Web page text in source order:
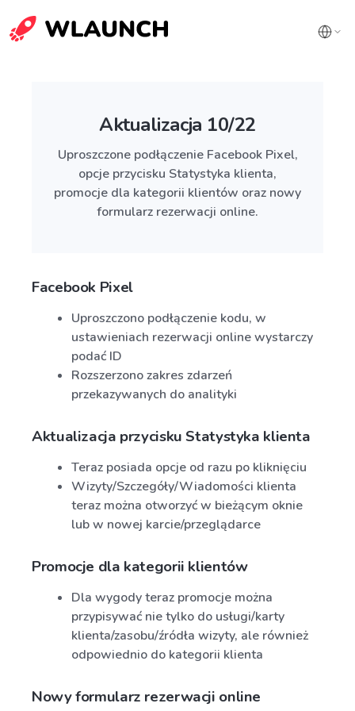
Aktualizacja 10/22
Uproszczone podłączenie Facebook Pixel,
opcje przycisku Statystyka klienta,
promocje dla kategorii klientów oraz nowy
formularz rezerwacji online.
Facebook Pixel
Uproszczono podłączenie kodu, w
ustawieniach rezerwacji online wystarczy
podać ID
Rozszerzono zakres zdarzeń
przekazywanych do analityki
Aktualizacja przycisku Statystyka klienta
Teraz posiada opcje od razu po kliknięciu
Wizyty/Szczegóły/Wiadomości klienta
teraz można otworzyć w bieżącym oknie
lub w nowej karcie/przeglądarce
Promocje dla kategorii klientów
Dla wygody teraz promocje można
przypisywać nie tylko do usługi/karty
klienta/zasobu/źródła wizyty, ale również
odpowiednio do kategorii klienta
Nowy formularz rezerwacji online